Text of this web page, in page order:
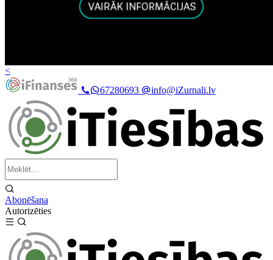
<
67280693
info@iZurnali.lv
Abonēšana
Autorizēties